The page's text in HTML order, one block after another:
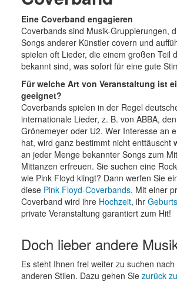
Eine Coverband engagieren
Coverbands sind Musik-Gruppierungen,
Songs anderer Künstler covern und
spielen oft Lieder, die einem großen Teil
bekannt sind, was sofort für eine gute
Für welche Art von Veranstaltung ist
geeignet?
Coverbands spielen in der Regel
internationale Lieder, z. B. von ABBA,
Grönemeyer oder U2. Wer Interesse an
hat, wird ganz bestimmt nicht enttäuscht
an jeder Menge bekannter Songs zum
Mittanzen erfreuen. Sie suchen eine
wie Pink Floyd klingt? Dann werfen Sie
diese Pink Floyd-Coverbands. Mit einer
Coverband wird ihre Hochzeit, ihr
private Veranstaltung garantiert zum Hit!
Doch lieber andere
Es steht Ihnen frei weiter zu suchen
anderen Stilen. Dazu gehen Sie zurück